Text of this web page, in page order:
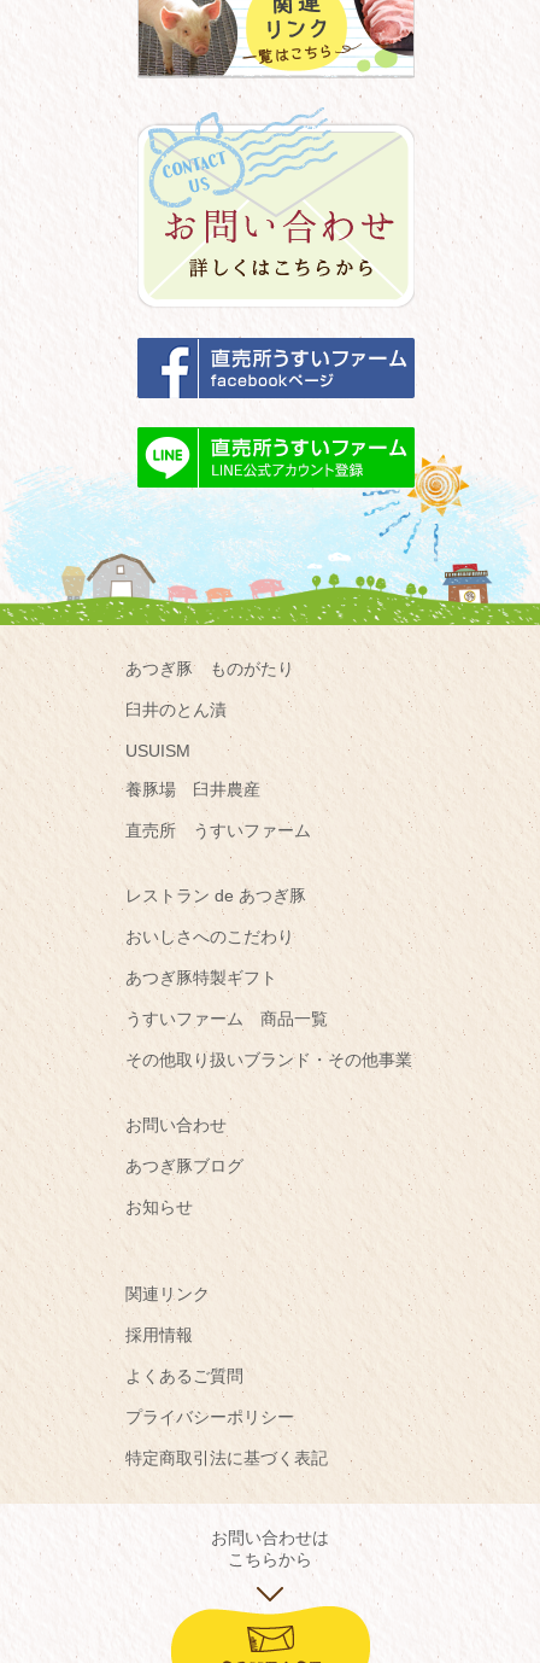
あつぎ豚 ものがたり
臼井のとん漬
USUISM
養豚場 臼井農産
直売所 うすいファーム
レストラン de あつぎ豚
おいしさへのこだわり
あつぎ豚特製ギフト
うすいファーム 商品一覧
その他取り扱いブランド・その他事業
お問い合わせ
あつぎ豚ブログ
お知らせ
関連リンク
採用情報
よくあるご質問
プライバシーポリシー
特定商取引法に基づく表記
お問い合わせは
こちらから